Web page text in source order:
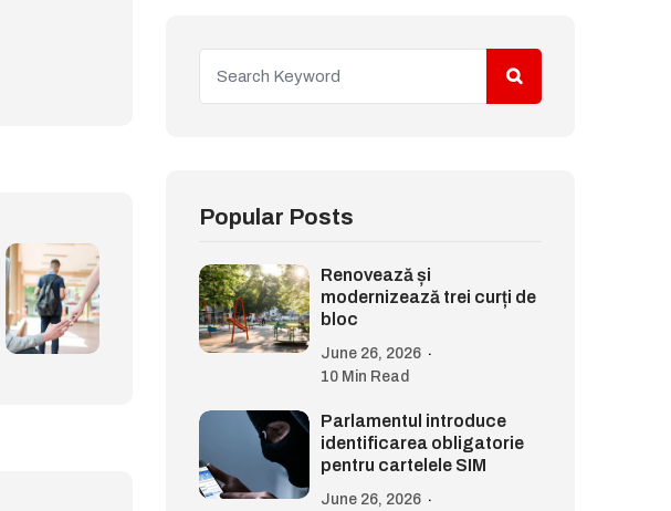
Popular Posts
Renovează și
modernizează trei curți de
bloc
June 26, 2026
10 Min Read
Parlamentul introduce
identificarea obligatorie
pentru cartelele SIM
June 26, 2026